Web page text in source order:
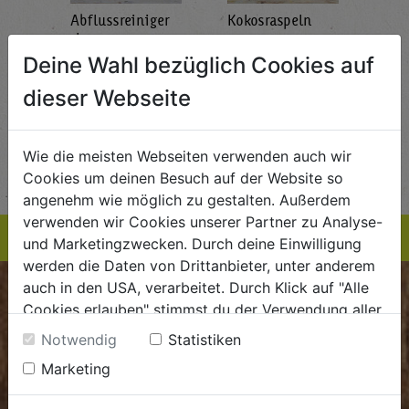
STK
Abflussreiniger
1L
AlmaWin
€ 5,99
€ 5,99 / STK
EINKAUFSLISTE
Kokosraspeln
250g
Rapunzel Naturkost
EINKAUFSLISTE
BIOKISTE
Kundenservice
Mo - Do: 8.00 - 16.00 Uhr
Deine Wahl bezüglich Cookies auf
dieser Webseite
Wie die meisten Webseiten verwenden auch wir
Cookies um deinen Besuch auf der Website so
angenehm wie möglich zu gestalten. Außerdem
verwenden wir Cookies unserer Partner zu Analyse-
und Marketingzwecken. Durch deine Einwilligung
werden die Daten von Drittanbieter, unter anderem
auch in den USA, verarbeitet. Durch Klick auf "Alle
Cookies erlauben" stimmst du der Verwendung aller
Cookies zu. Unter "Details anzeigen" findest du alle
Infos zu den unterschiedlichen Cookies, du kannst
auch entscheiden, welche Cookies du erlauben
möchtest.
Notwendig
Statistiken
Marketing